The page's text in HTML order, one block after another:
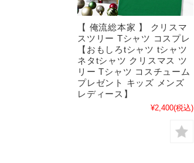
【 俺流総本家 】 クリスマ
スツリー Tシャツ コスプレ
【おもしろtシャツ tシャツ
ネタtシャツ クリスマス ツ
リー Tシャツ コスチューム
プレゼント キッズ メンズ
レディース】
¥2,400(税込)